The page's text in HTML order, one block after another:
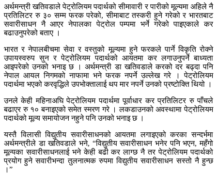
अर्थमन्त्री खतिवडाले पेट्रोलियम पदार्थको सीमावारी र पारीको मूल्यमा अहिले नै
प्रतिलिटर रु ३० सम्म फरक परेको, सीमाबाट तस्करी हुने गरेको र भारतबाट
सवारीसाधन नै आएर नेपालका पेट्रोल पम्पमा भर्ने गरेको पाइएकाले कर
बढाउनुपरेको बताए ।
भारत र नेपालबीचमा सेवा र वस्तुको मूल्यमा हुने फरकले पार्ने विकृति रोक्ने
उपायस्वरुप सुन र पेट्रोलियम पदार्थको आयतमा कर लगाउनुपर्ने बाध्यता
आइपरेको उनको भनाइ छ । अर्थमन्त्री डा खतिवडाले करको दर बढ्दा पनि
नेपाल आयल निगमको नाफामा भने फरक नपर्ने उल्लेख गरे । पेट्रोलियम
पदार्थमा भएको करवृद्धिले उपभोक्तालाई थप मार नपर्ने उनको प्रष्टोक्ति थियो ।
उनले केही महिनाअघि पेट्रोलियम पदार्थमा पूर्वाधार कर प्रतिलिटर रु पाँचले
बढाएर रु १० बनाइएको समेत स्मरण गरे । लकडाउनको अवस्थामा पेट्रोलियम
पदार्थको मूल्य समायोजन नहुने पनि उनको भनाइ छ ।
यस्तै विलासी विद्युतीय सवारीसाधनको आयतमा लगाइएको करका सन्दर्भमा
अर्थमन्त्रीले डा खतिवडाले भने, “विद्युतीय सवारीसाधन भनेर पनि भएन, महँगो
मूल्यका सवारीसाधनलाई भने केही बढी कर लाग्छ नै तर पेट्रोलियम पदार्थको
प्रयोग हुने सवारीभन्दा तुलनात्मक रुपमा विद्युतीय सवारीसाधन सस्तो नै हुन्छ
।”